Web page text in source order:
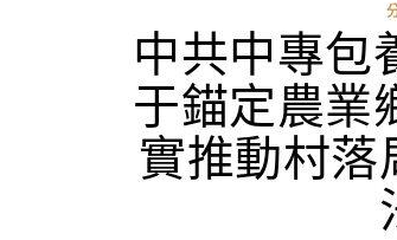
中共中專包
于錨定農業
實推動村落